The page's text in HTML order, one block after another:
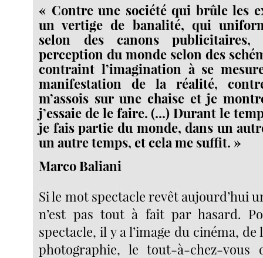
« Contre une société qui brûle les
un vertige de banalité, qui
selon des canons
perception du monde selon des
contraint l’imagination à se
manifestation de la réalité,
m’assois sur une chaise et je
j’essaie de le faire. (...) Durant le
je fais partie du monde, dans un
un autre temps, et cela me suffit. »
Marco Baliani
Si le mot spectacle revêt aujourd’hui
n’est pas tout à fait par hasard.
spectacle, il y a l’image du cinéma,
photographie, le tout-à-chez-vous